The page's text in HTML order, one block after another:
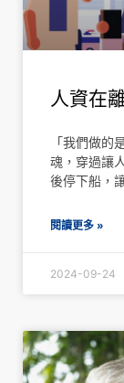
人資在
「我們做的
魂，穿過讓
後停下船，
閱讀更多 »
2024-09-24